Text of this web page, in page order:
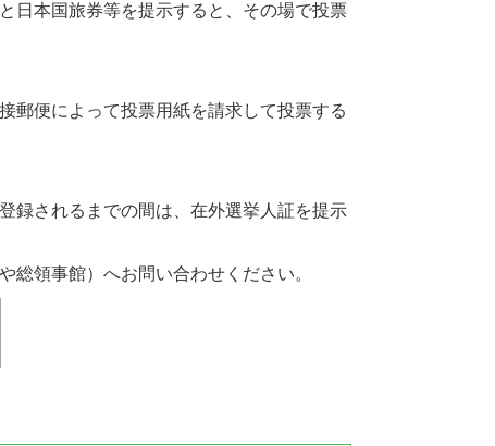
日本国旅券等を提示すると、その場で投票
郵便によって投票用紙を請求して投票する
録されるまでの間は、在外選挙人証を提示
総領事館）へお問い合わせください。